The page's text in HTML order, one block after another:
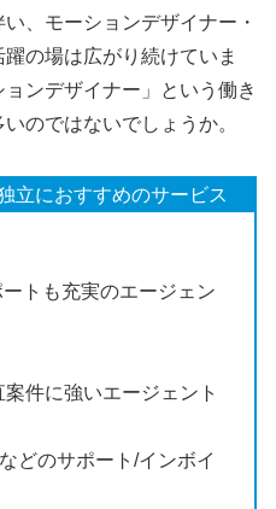
、モーションデザイナー・
の場は広がり続けていま
ンデザイナー」という働き
のではないでしょうか。
立におすすめのサービス
トも充実のエージェン
件に強いエージェント
どのサポート/インボイ